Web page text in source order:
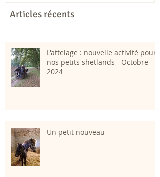
Articles récents
L'attelage : nouvelle activité pour
nos petits shetlands - Octobre
2024
Un petit nouveau